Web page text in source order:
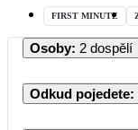
FIRST MINUTE
Osoby: 2 dospělí
Odkud pojedete: